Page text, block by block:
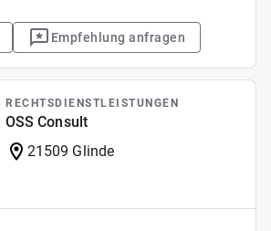
Empfehlung anfragen
RECHTSDIENSTLEISTUNGEN
OSS Consult
21509 Glinde